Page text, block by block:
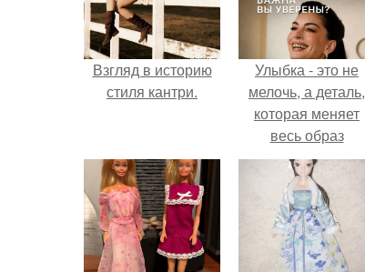
Взгляд в историю
стиля кантри.
Улыбка - это не
мелочь, а деталь,
которая меняет
весь образ
человека.